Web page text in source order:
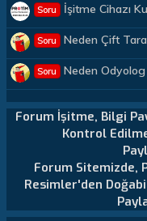
Soru İşitme Cihazı
Soru Neden Çift
Soru Neden Odyolog
Forum İşitme, Bilgi
Kontrol
Forum Sitemizde,
Resimler'den